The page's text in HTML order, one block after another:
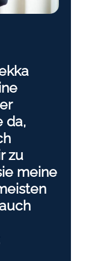
da,
zu
meine